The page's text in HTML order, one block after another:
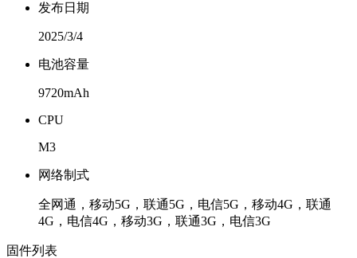
发布日期
2025/3/4
电池容量
9720mAh
CPU
M3
网络制式
全网通，移动5G，联通5G，电信5G，移动4G，联通
4G，电信4G，移动3G，联通3G，电信3G
固件列表